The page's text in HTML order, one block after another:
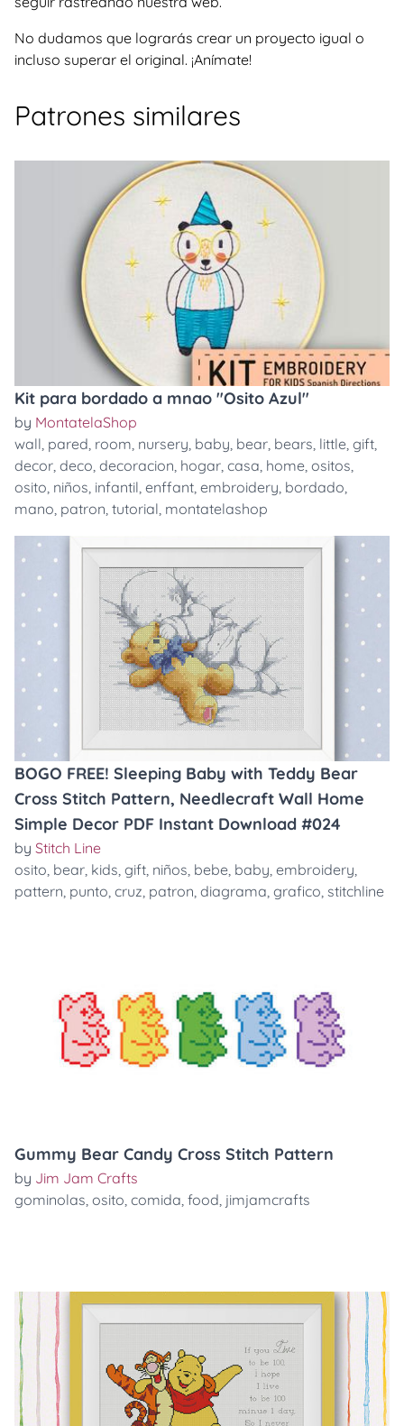
No dudamos que lograrás crear un proyecto igual o
incluso superar el original. ¡Anímate!
Patrones similares
Kit para bordado a mnao "Osito Azul"
by MontatelaShop
wall, pared, room, nursery, baby, bear, bears, little, gift,
decor, deco, decoracion, hogar, casa, home, ositos,
osito, niños, infantil, enffant, embroidery, bordado,
mano, patron, tutorial, montatelashop
BOGO FREE! Sleeping Baby with Teddy Bear
Cross Stitch Pattern, Needlecraft Wall Home
Simple Decor PDF Instant Download #024
by Stitch Line
osito, bear, kids, gift, niños, bebe, baby, embroidery,
pattern, punto, cruz, patron, diagrama, grafico, stitchline
Gummy Bear Candy Cross Stitch Pattern
by Jim Jam Crafts
gominolas, osito, comida, food, jimjamcrafts